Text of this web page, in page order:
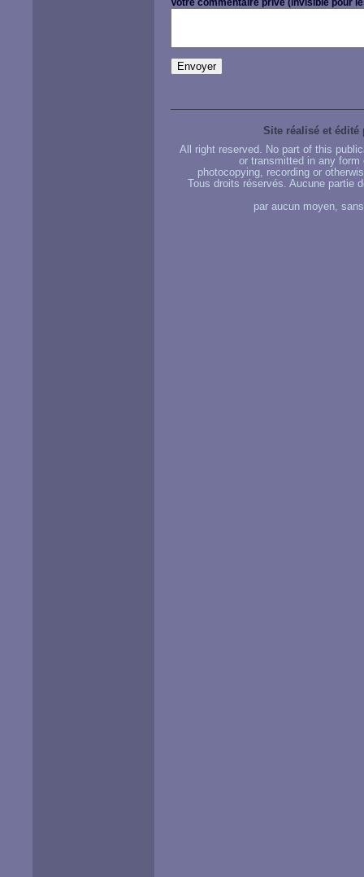
Votre commentaire privé (invisible pour
Site réalisé et édité
All right reserved. No part of this
or transmitted in any
photocopying, recording or
Tous droits réservés. Aucune
par aucun moyen,